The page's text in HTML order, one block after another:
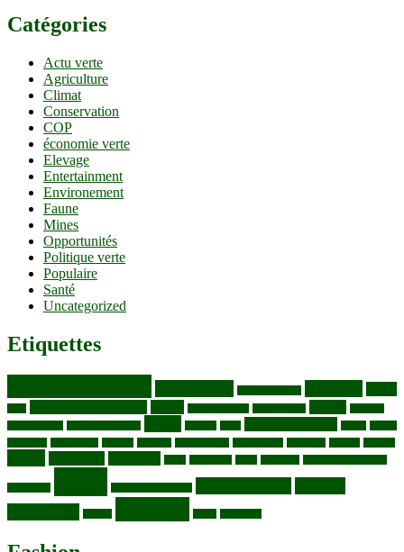
Catégories
Actu verte
Agriculture
Climat
Conservation
COP
économie verte
Elevage
Entertainment
Environement
Faune
Mines
Opportunités
Politique verte
Populaire
Santé
Uncategorized
Etiquettes